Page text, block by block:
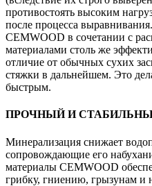
противостоять высоким
после процесса
CEMWOOD в сочетании с
материалами столь же
отличие от обычных сухих
стяжки в дальнейшем. Это
быстрым.
ПРОЧНЫЙ И
Минерализация снижает
сопровождающие его
материалы CEMWOOD
грибку, гниению, грызунам и